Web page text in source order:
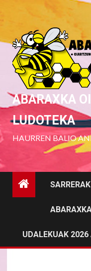
to
content
ABARAXKA
LUDOTEKA
HAURREN BALIO
SARRERAK
UDALEKUAK